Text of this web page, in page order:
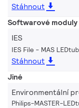
Stáhnout
Softwarové
IES
IES File - MAS
Stáhnout
Jiné
Environmentální
Philips-MASTER-